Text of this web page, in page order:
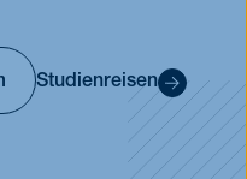
Studienreisen